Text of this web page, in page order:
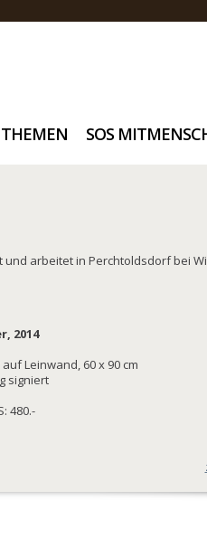
THEMEN SOS
und arbeitet in Perchtoldsdorf bei
2014
Leinwand, 60 x 90 cm
signiert
480.-